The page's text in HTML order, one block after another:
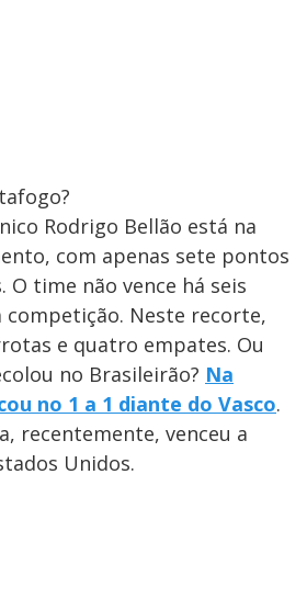
Rodrigo Bellão está na
com apenas sete pontos
O time não vence há seis
competição. Neste recorte,
e quatro empates. Ou
no Brasileirão? Na
no 1 a 1 diante do Vasco.
recentemente, venceu a
Unidos.